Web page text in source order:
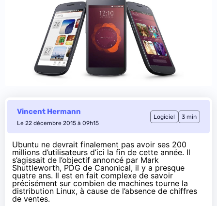
Vincent Hermann
Le 22 décembre 2015 à 09h15
Logiciel 3 min
Ubuntu ne devrait finalement pas avoir ses 200
millions d’utilisateurs d’ici la fin de cette année. Il
s’agissait de l’objectif annoncé par Mark
Shuttleworth, PDG de Canonical, il y a presque
quatre ans. Il est en fait complexe de savoir
précisément sur combien de machines tourne la
distribution Linux, à cause de l’absence de chiffres
de ventes.